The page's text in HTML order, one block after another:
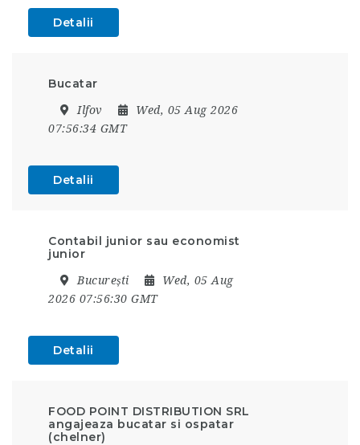
Detalii
Bucatar
Ilfov
Wed, 05 Aug 2026
07:56:34 GMT
Detalii
Contabil junior sau economist
junior
București
Wed, 05 Aug
2026 07:56:30 GMT
Detalii
FOOD POINT DISTRIBUTION SRL
angajeaza bucatar si ospatar
(chelner)